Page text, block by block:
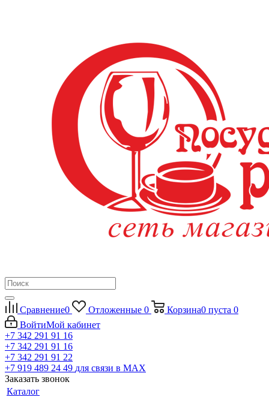
Сравнение0 Отложенные 0 Корзина0 пуста 0
ВойтиМой кабинет
+7 342 291 91 16
+7 342 291 91 16
+7 342 291 91 22
+7 919 489 24 49 для связи в МАХ
Заказать звонок
Каталог